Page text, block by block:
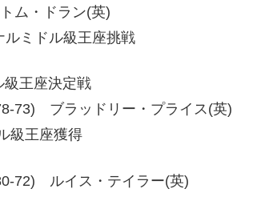
ム・ドラン(英)
ミドル級王座挑戦
級王座決定戦
73) ブラッドリー・プライス(英)
級王座獲得
72) ルイス・テイラー(英)